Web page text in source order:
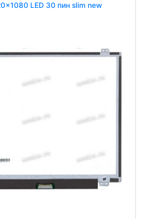
LED 30 пин slim new